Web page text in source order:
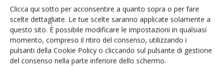
Clicca qui sotto per acconsentire a quanto sopra o per fare
scelte dettagliate. Le tue scelte saranno applicate solamente a
questo sito. È possibile modificare le impostazioni in qualsiasi
momento, compreso il ritiro del consenso, utilizzando i
pulsanti della Cookie Policy o cliccando sul pulsante di gestione
del consenso nella parte inferiore dello schermo.
Iscriviti alle nostre newsletter